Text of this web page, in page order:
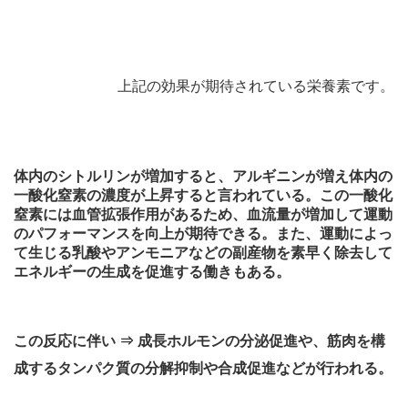
上記の効果が期待されている栄養素です。
体内のシトルリンが増加すると、アルギニンが増え体内の
一酸化窒素の濃度が上昇すると言われている。この一酸化
窒素には血管拡張作用があるため、血流量が増加して運動
のパフォーマンスを向上が期待できる。また、運動によっ
て生じる乳酸やアンモニアなどの副産物を素早く除去して
エネルギーの生成を促進する働きもある。
この反応に伴い ⇒ 成長ホルモンの分泌促進や、筋肉を構
成するタンパク質の分解抑制や合成促進などが行われる。